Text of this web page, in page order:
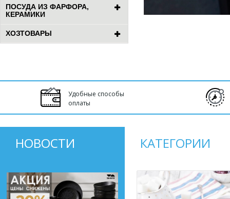
ПОСУДА ИЗ ФАРФОРА,
КЕРАМИКИ
ХОЗТОВАРЫ
Удобные способы
оплаты
НОВОСТИ КАТЕГОРИИ